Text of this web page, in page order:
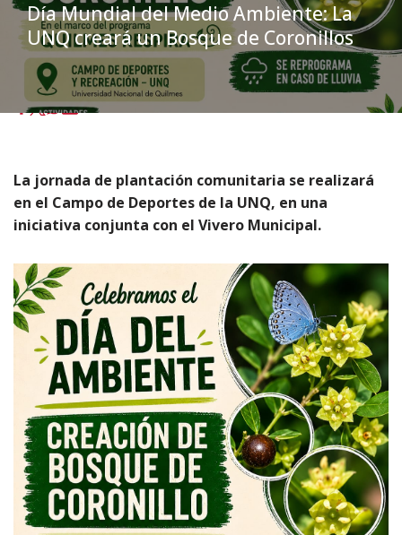
Día Mundial del Medio Ambiente: La
UNQ creará un Bosque de Coronillos
Inicio»Noticias»Institucional»Día Mundial del Medio Ambiente: La
UNQ creará un Bosque de Coronillos
La jornada de plantación comunitaria se realizará
en el Campo de Deportes de la UNQ, en una
iniciativa conjunta con el Vivero Municipal.